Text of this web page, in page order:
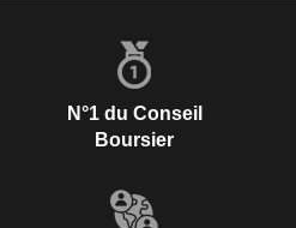
N°1 du Conseil
Boursier